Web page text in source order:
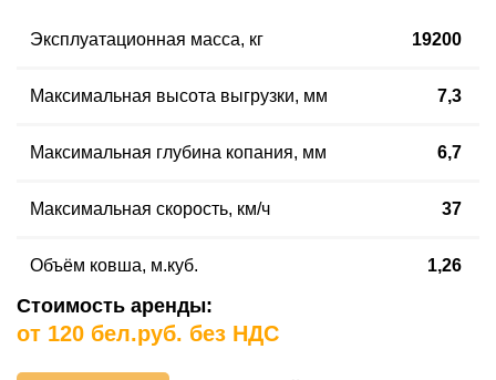
Эксплуатационная масса, кг 19200
Максимальная высота выгрузки, мм 7,3
Максимальная глубина копания, мм 6,7
Максимальная скорость, км/ч 37
Объём ковша, м.куб. 1,26
Стоимость аренды:
от 120 бел.руб. без НДС